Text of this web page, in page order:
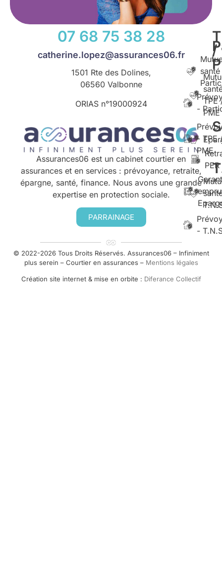
07 68 75 38 28
catherine.lopez@assurances06.fr
1501 Rte des Dolines,
06560 Valbonne
ORIAS n°19000924
Assurances06 est un cabinet courtier en
assurances et en services : prévoyance, retraite,
épargne, santé, finance. Nous avons une grande
expertise en protection sociale.
PARRAINAGE
/
TPE
PME
- TPE
PME
-
-
PER
© 2022-2026 Tous Droits Réservés. Assurances06 – Infiniment
plus serein – Courtier en assurances – Mentions légales
Création site internet & mise en orbite : Diferance Collectif